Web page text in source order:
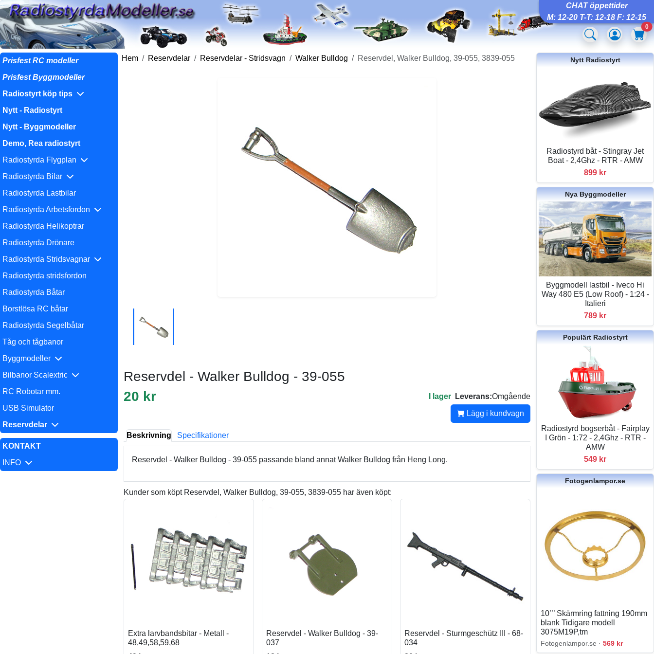
CHAT öppettider
M: 12-20 T-T: 12-18 F: 12-15
0
Prisfest RC modeller
Prisfest Byggmodeller
Radiostyrt köp tips
Nytt - Radiostyrt
Nytt - Byggmodeller
Demo, Rea radiostyrt
Radiostyrda Flygplan
Radiostyrda Bilar
Radiostyrda Lastbilar
Radiostyrda Arbetsfordon
Radiostyrda Helikoptrar
Radiostyrda Drönare
Radiostyrda Stridsvagnar
Radiostyrda stridsfordon
Radiostyrda Båtar
Borstlösa RC båtar
Radiostyrda Segelbåtar
Tåg och tågbanor
Byggmodeller
Bilbanor Scalextric
RC Robotar mm.
USB Simulator
Reservdelar
KONTAKT
INFO
Hem Reservdelar Reservdelar - Stridsvagn Walker Bulldog Reservdel, Walker Bulldog, 39-055, 3839-055
Reservdel - Walker Bulldog - 39-055
20 kr
I lager Leverans:Omgående
Lägg i kundvagn
Beskrivning Specifikationer
Reservdel - Walker Bulldog - 39-055 passande bland annat Walker Bulldog från Heng Long.
Kunder som köpt Reservdel, Walker Bulldog, 39-055, 3839-055 har även köpt:
Extra larvbandsbitar - Metall -
48,49,58,59,68
Reservdel - Walker Bulldog - 39-
037
Reservdel - Sturmgeschütz III - 68-
034
Nytt Radiostyrt
Radiostyrd båt - Stingray Jet
Boat - 2,4Ghz - RTR - AMW
899 kr
Nya Byggmodeller
Byggmodell lastbil - Iveco Hi
Way 480 E5 (Low Roof) - 1:24 -
Italieri
789 kr
Populärt Radiostyrt
Radiostyrd bogserbåt - Fairplay
I Grön - 1:72 - 2,4Ghz - RTR -
AMW
549 kr
Fotogenlampor.se
10’’’ Skärmring fattning 190mm
blank Tidigare modell
3075M19P,tm
Fotogenlampor.se ·569 kr